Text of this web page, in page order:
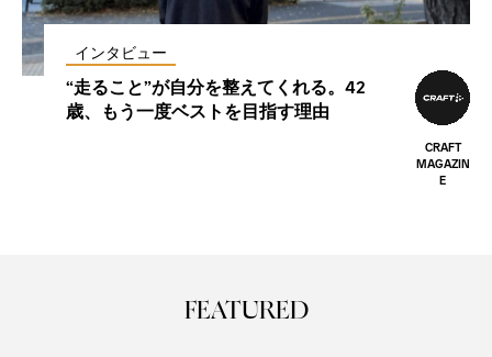
インタビュー
“走ること”が自分を整えてくれる。42
歳、もう一度ベストを目指す理由
CRAFT
MAGAZIN
E
FEATURED